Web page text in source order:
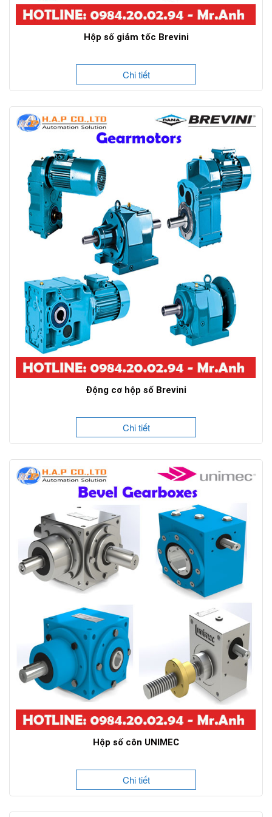
Hộp số giảm tốc Brevini
Chi tiết
Động cơ hộp số Brevini
Chi tiết
Hộp số côn UNIMEC
Chi tiết